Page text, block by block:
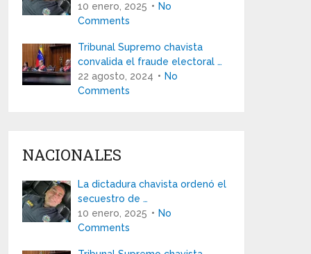
10 enero, 2025
No
Comments
Tribunal Supremo chavista
convalida el fraude electoral …
22 agosto, 2024
No
Comments
NACIONALES
La dictadura chavista ordenó el
secuestro de …
10 enero, 2025
No
Comments